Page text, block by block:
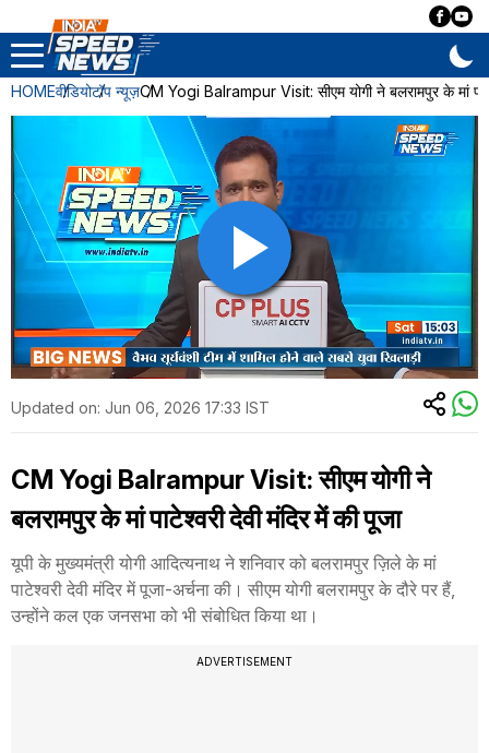
HOMEवीडियोटॉप न्यूज़CM Yogi Balrampur Visit: सीएम योगी ने बलरामपुर के मां
Updated on: Jun 06, 2026 17:33 IST
CM Yogi Balrampur Visit: सीएम योगी ने
बलरामपुर के मां पाटेश्वरी देवी मंदिर में की पूजा
यूपी के मुख्यमंत्री योगी आदित्यनाथ ने शनिवार को बलरामपुर ज़िले के मां
पाटेश्वरी देवी मंदिर में पूजा-अर्चना की। सीएम योगी बलरामपुर के दौरे पर हैं,
उन्होंने कल एक जनसभा को भी संबोधित किया था।
ADVERTISEMENT